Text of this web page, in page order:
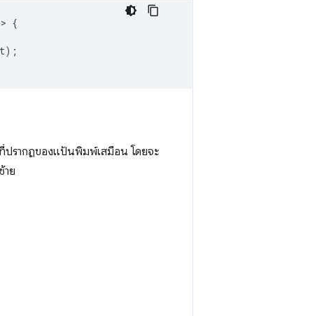
> {
);
รากฏของแป้นพิมพ์เสมือน โดยจะ
าย